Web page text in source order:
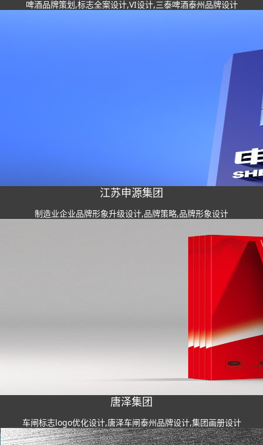
啤酒品牌策划,标志全案设计,VI设计,三泰啤酒泰州品牌设计
江苏申源集团
制造业企业品牌形象升级设计,品牌策略,品牌形象设计
唐泽集团
车闸标志logo优化设计,唐泽车闸泰州品牌设计,集团画册设计